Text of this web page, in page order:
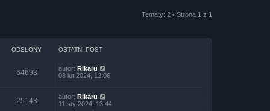
Tematy: 2 • Strona 1 z 1
ODSŁONY OSTATNI POST
64693 autor: Rikaru
08 lut 2024, 12:06
25143 autor: Rikaru
11 sty 2024, 13:44